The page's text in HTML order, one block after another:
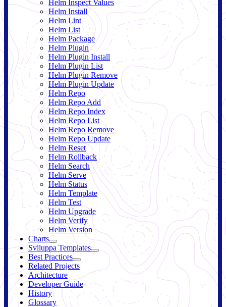
Helm Inspect Values
Helm Install
Helm Lint
Helm List
Helm Package
Helm Plugin
Helm Plugin Install
Helm Plugin List
Helm Plugin Remove
Helm Plugin Update
Helm Repo
Helm Repo Add
Helm Repo Index
Helm Repo List
Helm Repo Remove
Helm Repo Update
Helm Reset
Helm Rollback
Helm Search
Helm Serve
Helm Status
Helm Template
Helm Test
Helm Upgrade
Helm Verify
Helm Version
Charts
Sviluppa Templates
Best Practices
Related Projects
Architecture
Developer Guide
History
Glossary